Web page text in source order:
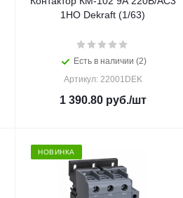
1НО Dekraft (1/63)
Есть в наличии (2)
Артикул: 22001DEK
1 390.80руб./шт
НОВИНКА